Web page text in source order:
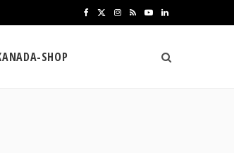
e w
I
t
R Y
T
L
n
k
SHOP